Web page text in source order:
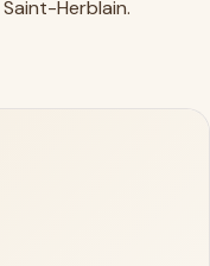
Saint-Herblain.